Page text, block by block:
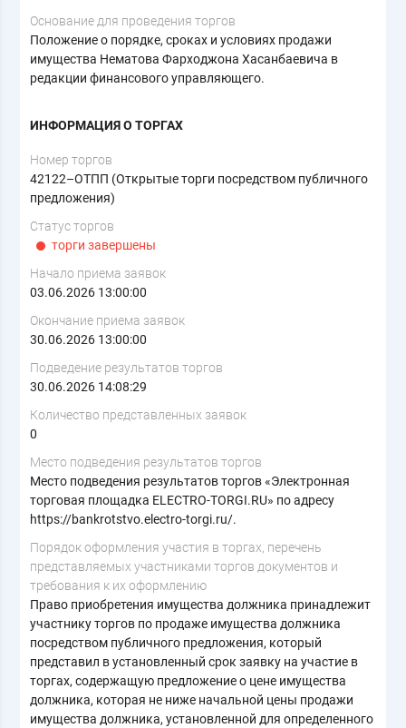
Основание для проведения торгов
Положение о порядке, сроках и условиях продажи
имущества Нематова Фарходжона Хасанбаевича в
редакции финансового управляющего.
ИНФОРМАЦИЯ О ТОРГАХ
Номер торгов
42122–ОТПП (Открытые торги посредством публичного
предложения)
Статус торгов
торги завершены
Начало приема заявок
03.06.2026 13:00:00
Окончание приема заявок
30.06.2026 13:00:00
Подведение результатов торгов
30.06.2026 14:08:29
Количество представленных заявок
0
Место подведения результатов торгов
Место подведения результатов торгов «Электронная
торговая площадка ELECTRO-TORGI.RU» по адресу
https://bankrotstvo.electro-torgi.ru/.
Порядок оформления участия в торгах, перечень
представляемых участниками торгов документов и
требования к их оформлению
Право приобретения имущества должника принадлежит
участнику торгов по продаже имущества должника
посредством публичного предложения, который
представил в установленный срок заявку на участие в
торгах, содержащую предложение о цене имущества
должника, которая не ниже начальной цены продажи
имущества должника, установленной для определенного